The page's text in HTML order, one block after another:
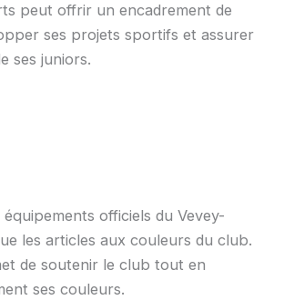
peut offrir un encadrement de
ses projets sportifs et assurer
ses juniors.
officiels du Vevey-
les articles aux couleurs du club.
de soutenir le club tout en
ses couleurs.